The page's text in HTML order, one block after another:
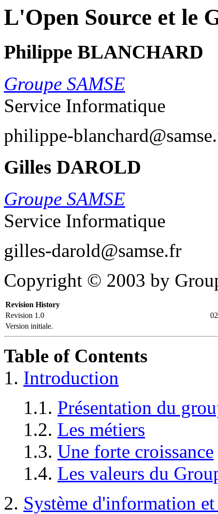
L'Open Source et le
Philippe BLANCHARD
Groupe SAMSE
Service Informatique
philippe-
Gilles DAROLD
Groupe SAMSE
Service Informatique
gilles-darold@samse.fr
Copyright © 2003 by
Revision History
Revision 1.0
Version initiale.
Table of Contents
1. Introduction
1.1. Présentation du
1.2. Les métiers
1.3. Une forte croissance
1.4. Les valeurs du
2. Système d'information